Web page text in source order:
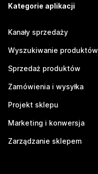
Kategorie aplikacji
Kanały sprzedaży
Wyszukiwanie produktów
Sprzedaż produktów
Zamówienia i wysyłka
Projekt sklepu
Marketing i konwersja
Zarządzanie sklepem